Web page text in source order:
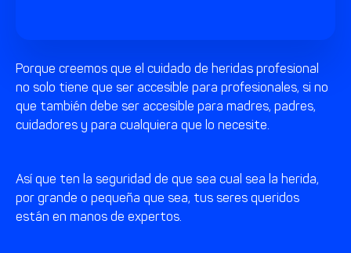
Porque creemos que el cuidado de heridas profesional
no solo tiene que ser accesible para profesionales, si no
que también debe ser accesible para madres, padres,
cuidadores y para cualquiera que lo necesite.
Así que ten la seguridad de que sea cual sea la herida,
por grande o pequeña que sea, tus seres queridos
están en manos de expertos.